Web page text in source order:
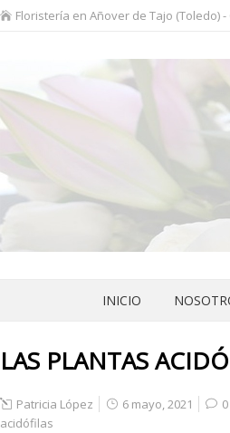
Floristería en Añover de Tajo (Toledo) -
INICIO
LAS PLANTAS
Patricia López 6 mayo, 2021 0
acidófilas